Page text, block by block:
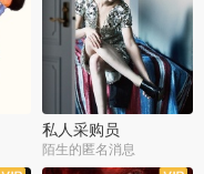
私人采购员
陌生的匿名消息